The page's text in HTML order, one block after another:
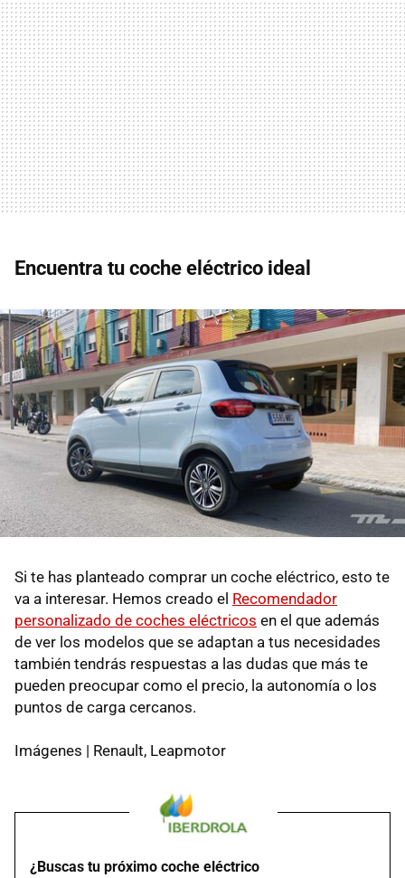
Encuentra tu coche eléctrico ideal
Si te has planteado comprar un coche eléctrico, esto te
va a interesar. Hemos creado el Recomendador
personalizado de coches eléctricos en el que además
de ver los modelos que se adaptan a tus necesidades
también tendrás respuestas a las dudas que más te
pueden preocupar como el precio, la autonomía o los
puntos de carga cercanos.
Imágenes | Renault, Leapmotor
¿Buscas tu próximo coche eléctrico